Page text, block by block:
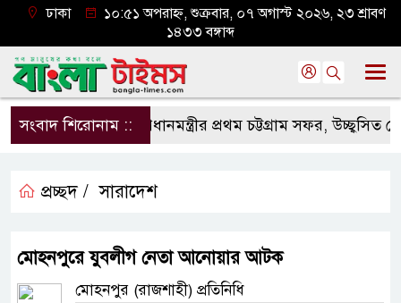
ঢাকা
১০:৫১ অপরাহ্ন, শুক্রবার, ০৭ অগাস্ট ২০২৬, ২৩ শ্রাবণ
১৪৩৩ বঙ্গাব্দ
সংবাদ শিরোনাম ::প্রধানমন্ত্রীর প্রথম চট্টগ্রাম সফর, উচ্ছ্বসিত
প্রচ্ছদ / সারাদেশ
মোহনপুরে যুবলীগ নেতা আনোয়ার আটক
মোহনপুর (রাজশাহী) প্রতিনিধি